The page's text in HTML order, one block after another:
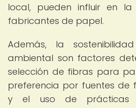
local, pueden influir en
fabricantes de papel.
Además, la
ambiental son factores
selección de fibras para
preferencia por fuentes de
y el uso de prácticas